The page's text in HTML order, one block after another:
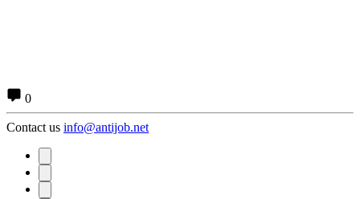
0
Contact us info@antijob.net